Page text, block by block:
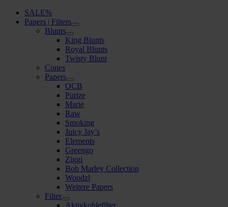
SALE%
Papers | Filters
Blunts
King Blunts
Royal Blunts
Twisty Blunt
Cones
Papers
OCB
Purize
Marie
Raw
Smoking
Juicy Jay’s
Elements
Greengo
Ziggi
Bob Marley Collection
Woodzl
Weitere Papers
Filter
Aktivkohlefilter